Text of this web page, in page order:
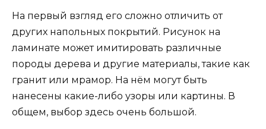
На первый взгляд его сложно отличить от
других напольных покрытий. Рисунок на
ламинате может имитировать различные
породы дерева и другие материалы, такие как
гранит или мрамор. На нём могут быть
нанесены какие-либо узоры или картины. В
общем, выбор здесь очень большой.